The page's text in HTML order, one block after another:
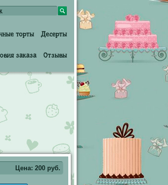
торты Десерты
заказа Отзывы
Цена: 200 руб.